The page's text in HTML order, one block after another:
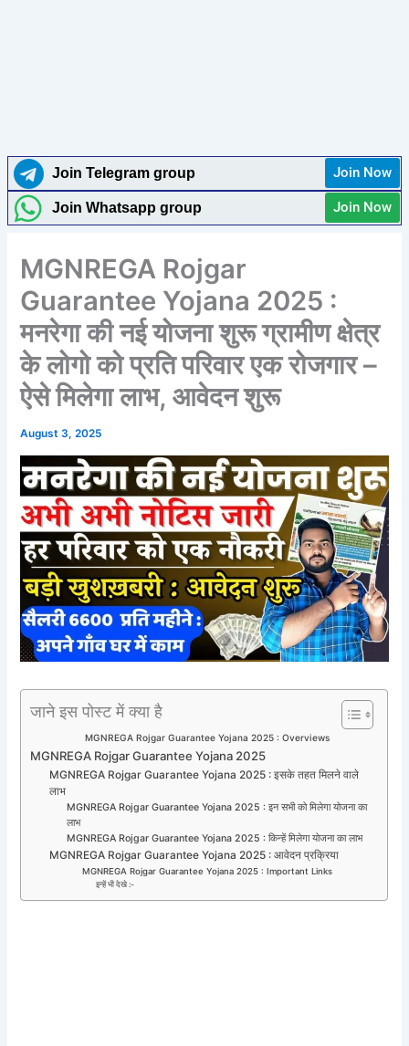
Join Telegram group Join Now
Join Whatsapp group Join Now
MGNREGA Rojgar
Guarantee Yojana 2025 :
मनरेगा की नई योजना शुरू ग्रामीण क्षेत्र
के लोगो को प्रति परिवार एक रोजगार –
ऐसे मिलेगा लाभ, आवेदन शुरू
August 3, 2025
जाने इस पोस्ट में क्या है
MGNREGA Rojgar Guarantee Yojana 2025 : Overviews
MGNREGA Rojgar Guarantee Yojana 2025
MGNREGA Rojgar Guarantee Yojana 2025 : इसके तहत मिलने वाले
लाभ
MGNREGA Rojgar Guarantee Yojana 2025 : इन सभी को मिलेगा योजना का
लाभ
MGNREGA Rojgar Guarantee Yojana 2025 : किन्हें मिलेगा योजना का लाभ
MGNREGA Rojgar Guarantee Yojana 2025 : आवेदन प्रक्रिया
MGNREGA Rojgar Guarantee Yojana 2025 : Important Links
इन्हें भी देखे :-